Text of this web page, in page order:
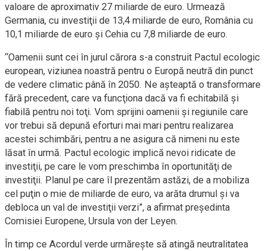
valoare de aproximativ 27 miliarde de euro. Urmează
Germania, cu investiţii de 13,4 miliarde de euro, România cu
10,1 miliarde de euro şi Cehia cu 7,8 miliarde de euro.
“Oamenii sunt cei în jurul cărora s-a construit Pactul ecologic
european, viziunea noastră pentru o Europă neutră din punct
de vedere climatic până în 2050. Ne aşteaptă o transformare
fără precedent, care va funcţiona dacă va fi echitabilă şi
fiabilă pentru noi toţi. Vom sprijini oamenii şi regiunile care
vor trebui să depună eforturi mai mari pentru realizarea
acestei schimbări, pentru a ne asigura că nimeni nu este
lăsat în urmă. Pactul ecologic implică nevoi ridicate de
investiţii, pe care le vom preschimba în oportunităţi de
investiţii. Planul pe care îl prezentăm astăzi, de a mobiliza
cel puţin o mie de miliarde de euro, va arăta drumul şi va
debloca un val de investiţii verzi”, a afirmat preşedinta
Comisiei Europene, Ursula von der Leyen.
În timp ce Acordul verde urmărește să atingă neutralitatea